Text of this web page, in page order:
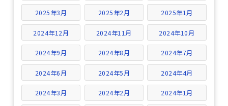
2025年3月 2025年2月 2025年1月
2024年12月 2024年11月 2024年10月
2024年9月 2024年8月 2024年7月
2024年6月 2024年5月 2024年4月
2024年3月 2024年2月 2024年1月